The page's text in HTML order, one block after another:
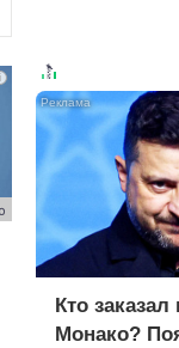
Кто
Монако?